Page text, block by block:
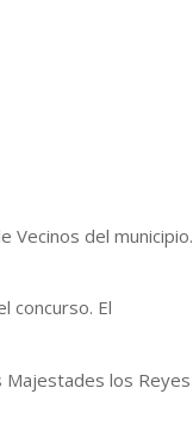
Vecinos del municipio.
concurso. El
Majestades los Reyes